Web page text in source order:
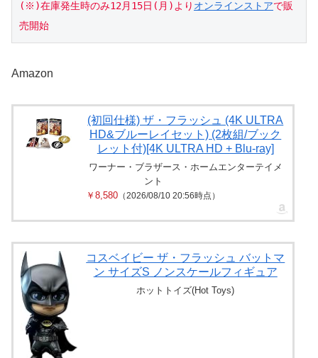
(※)在庫発生時のみ12月15日(月)より オンラインストアで販
売開始
Amazon
(初回仕様) ザ・フラッシュ (4K ULTRA
HD&ブルーレイセット) (2枚組/ブック
レット付)[4K ULTRA HD + Blu-ray]
ワーナー・ブラザース・ホームエンターテイメ
ント
￥8,580 （2026/08/10 20:56時点）
コスベイビー ザ・フラッシュ バットマ
ン サイズS ノンスケールフィギュア
ホットトイズ(Hot Toys)